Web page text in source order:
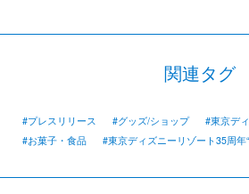
関連タグ
#プレスリリース #グッズ/ショップ
#東京デ
#お菓子・食品
#東京ディズニーリゾート35周年